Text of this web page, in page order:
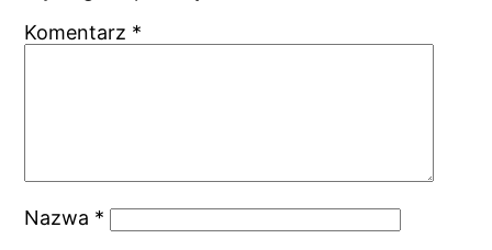
Komentarz *
Nazwa *